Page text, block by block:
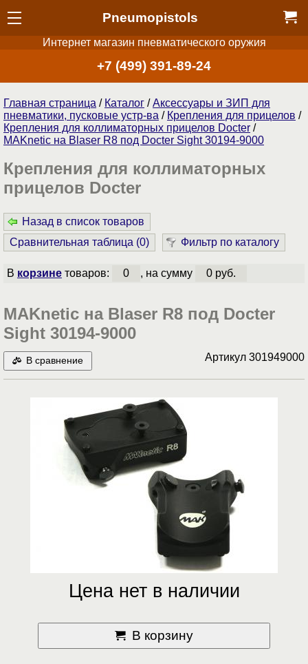
Pneumopistols
Интернет магазин пневматического оружия
+7 (499) 391-89-24
Главная страница / Каталог /Аксессуары и ЗИП для
пневматики, пусковые устр-ва / Крепления для прицелов /
Крепления для коллиматорных прицелов Docter /
MAKnetic на Blaser R8 под Docter Sight 30194-9000
Крепления для коллиматорных
прицелов Docter
Назад в список товаров
Сравнительная таблица (0) Фильтр по каталогу
В корзинетоваров: 0 , на сумму 0 руб.
MAKnetic на Blaser R8 под Docter
Sight 30194-9000
В сравнение Артикул 301949000
Цена нет в наличии
В корзину